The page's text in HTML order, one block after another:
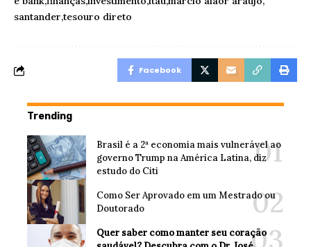
santander tesouro direto
Facebook
Trending
Brasil é a 2ª economia mais vulnerável ao
governo Trump na América Latina, diz
estudo do Citi
Como Ser Aprovado em um Mestrado ou
Doutorado
Quer saber como manter seu coração